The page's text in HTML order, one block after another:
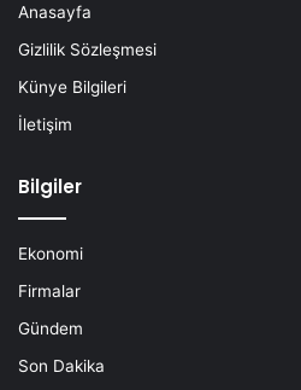
Anasayfa
Gizlilik Sözleşmesi
Künye Bilgileri
İletişim
Bilgiler
Ekonomi
Firmalar
Gündem
Son Dakika